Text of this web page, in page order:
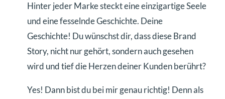
Hinter jeder Marke steckt eine einzigartige Seele
und eine fesselnde Geschichte. Deine
Geschichte! Du wünschst dir, dass diese Brand
Story, nicht nur gehört, sondern auch gesehen
wird und tief die Herzen deiner Kunden berührt?
Yes! Dann bist du bei mir genau richtig! Denn als